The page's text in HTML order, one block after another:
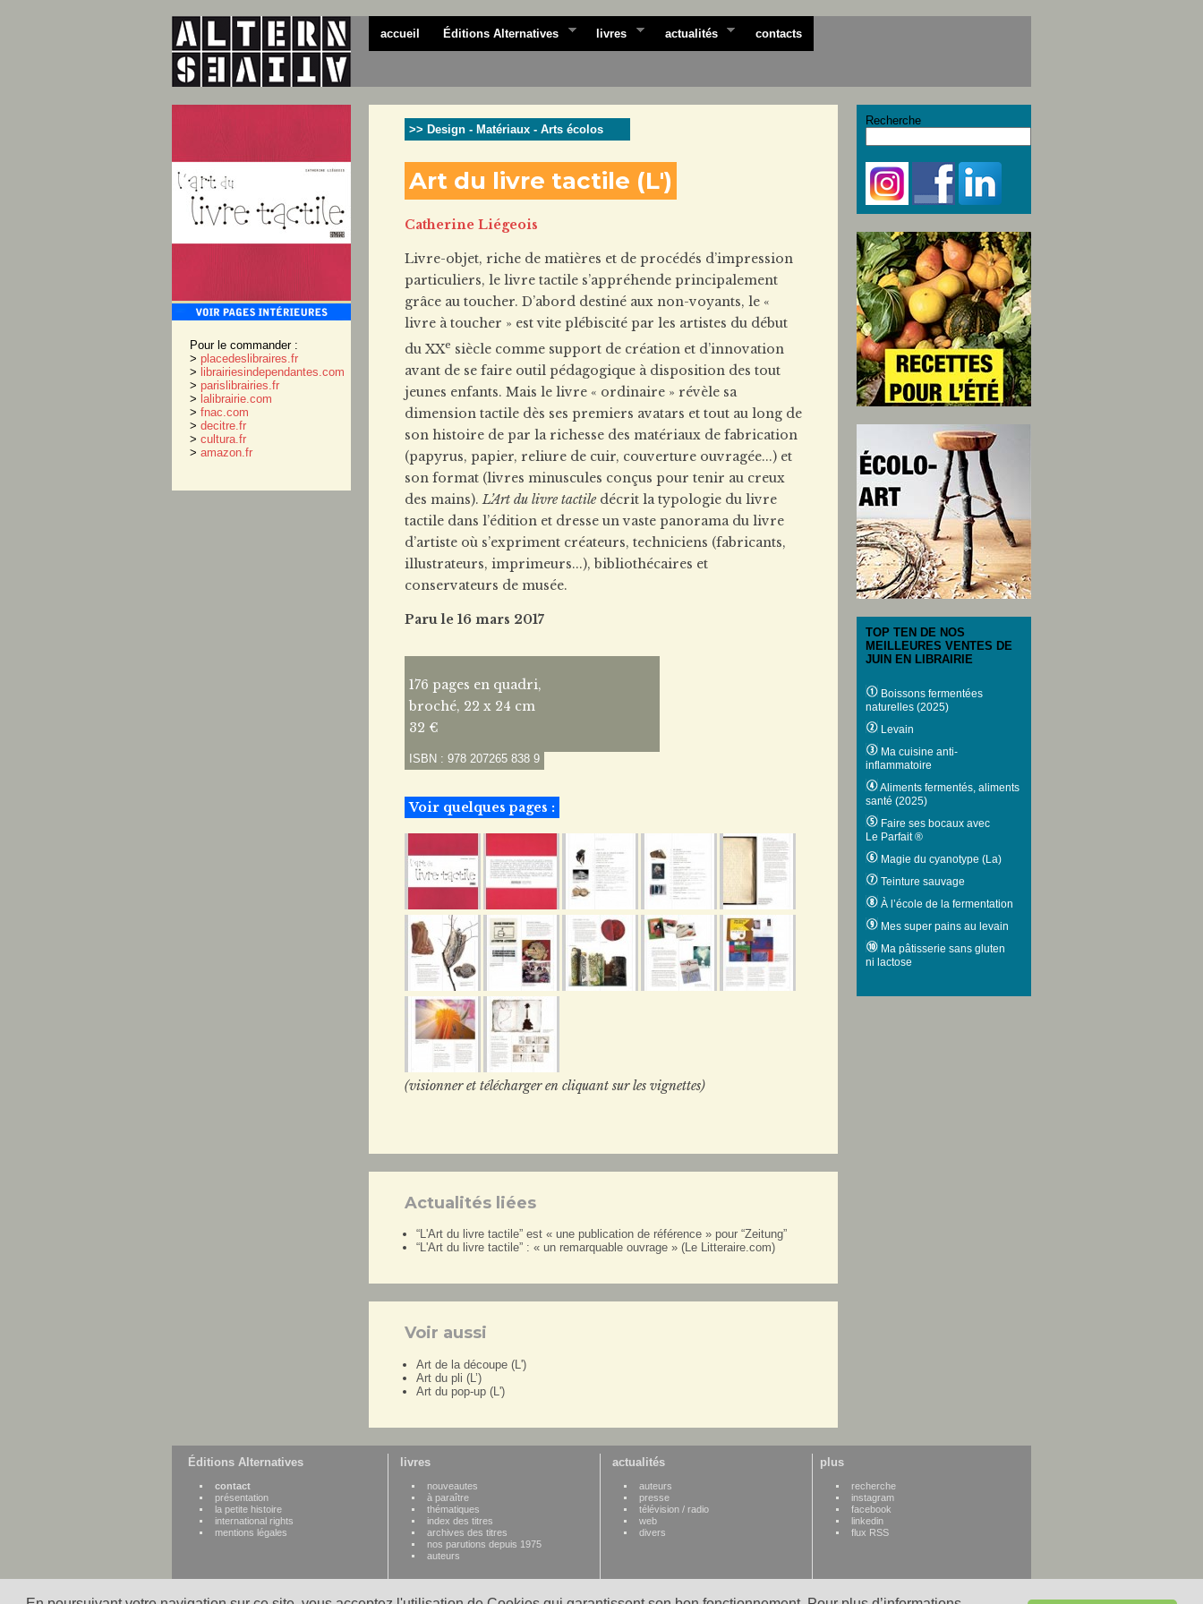
accueil Éditions Alternatives livres actualités contacts
Pour le commander :
> placedeslibraires.fr
> librairiesindependantes.com
> parislibrairies.fr
> lalibrairie.com
> fnac.com
> decitre.fr
> cultura.fr
> amazon.fr
>> Design - Matériaux - Arts écolos
Art du livre tactile (L')
Catherine Liégeois
Livre-objet, riche de matières et de procédés d’impression
particuliers, le livre tactile s’appréhende principalement
grâce au toucher. D’abord destiné aux non-voyants, le «
livre à toucher » est vite plébiscité par les artistes du début
du XXe siècle comme support de création et d’innovation
avant de se faire outil pédagogique à disposition des tout
jeunes enfants. Mais le livre « ordinaire » révèle sa
dimension tactile dès ses premiers avatars et tout au long de
son histoire de par la richesse des matériaux de fabrication
(papyrus, papier, reliure de cuir, couverture ouvragée...) et
son format (livres minuscules conçus pour tenir au creux
des mains). L’Art du livre tactiledécrit la typologie du livre
tactile dans l’édition et dresse un vaste panorama du livre
d’artiste où s’expriment créateurs, techniciens (fabricants,
illustrateurs, imprimeurs...), bibliothécaires et
conservateurs de musée.
Paru le 16 mars 2017
176 pages en quadri,
broché, 22 x 24 cm
32 €
ISBN : 978 207265 838 9
Voir quelques pages :
(visionner et télécharger en cliquant sur les vignettes)
Actualités liées
“L'Art du livre tactile” est « une publication de référence » pour “Zeitung”
“L'Art du livre tactile” : « un remarquable ouvrage » (Le Litteraire.com)
Voir aussi
Art de la découpe (L')
Art du pli (L’)
Art du pop-up (L')
Recherche
TOP TEN DE NOS
MEILLEURES VENTES DE
JUIN EN LIBRAIRIE
Boissons fermentées
naturelles (2025)
Levain
Ma cuisine anti-
inflammatoire
Aliments fermentés, aliments
santé (2025)
Faire ses bocaux avec
Le Parfait ®
Magie du cyanotype (La)
Teinture sauvage
À l’école de la fermentation
Mes super pains au levain
Ma pâtisserie sans gluten
ni lactose
Éditions Alternatives
contact
présentation
la petite histoire
international rights
mentions légales
livres
nouveautes
à paraître
thématiques
index des titres
archives des titres
nos parutions depuis 1975
auteurs
actualités
auteurs
presse
télévision / radio
web
divers
plus
recherche
instagram
facebook
linkedin
flux RSS